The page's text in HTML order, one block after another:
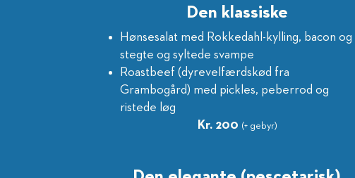
Den klassiske
Hønsesalat med Rokkedahl-kylling, bacon og
stegte og syltede svampe
Roastbeef (dyrevelfærdskød fra
Grambogård) med pickles, peberrod og
ristede løg
Kr. 200 (+ gebyr)